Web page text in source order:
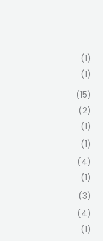
(1)
(1)
(15)
(2)
(1)
(1)
(4)
(1)
(3)
(4)
(1)